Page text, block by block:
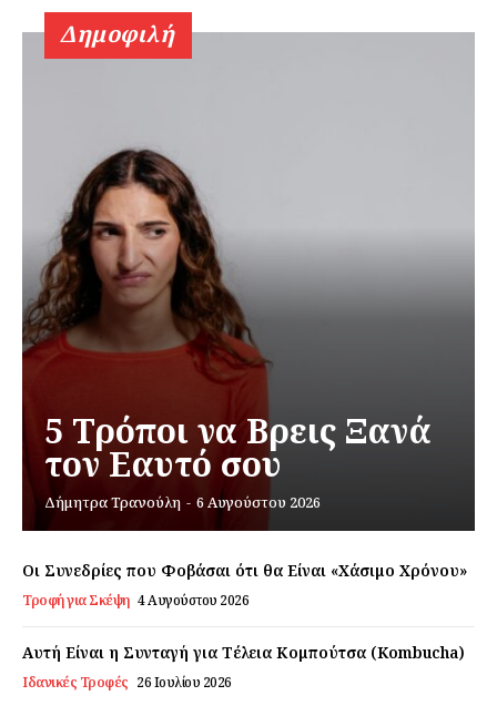
Εγγραφείτε τώρα!
Daily Food
Δημοφιλή
5 Τρόποι να Βρεις Ξανά
τον Εαυτό σου
Δήμητρα Τρανούλη - 6 Αυγούστου 2026
Οι Συνεδρίες που Φοβάσαι ότι θα Είναι «Χάσιμο Χρόνου»
Τροφή για Σκέψη 4 Αυγούστου 2026
Αυτή Είναι η Συνταγή για Τέλεια Κομπούτσα (Kombucha)
Ιδανικές Τροφές 26 Ιουλίου 2026